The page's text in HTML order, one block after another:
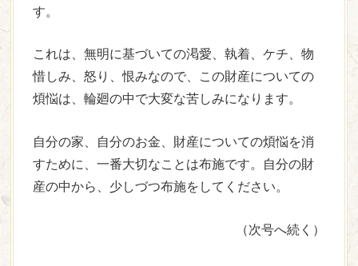
す。
これは、無明に基づいての渇愛、執着、ケチ、物
惜しみ、怒り、恨みなので、この財産についての
煩悩は、輪廻の中で大変な苦しみになります。
自分の家、自分のお金、財産についての煩悩を消
すために、一番大切なことは布施です。自分の財
産の中から、少しづつ布施をしてください。
（次号へ続く）